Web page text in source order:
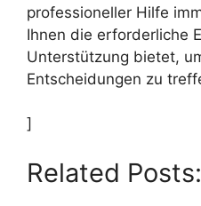
professioneller Hilfe
Ihnen die erforderliche
Unterstützung bietet,
Entscheidungen zu
]
Related Posts: